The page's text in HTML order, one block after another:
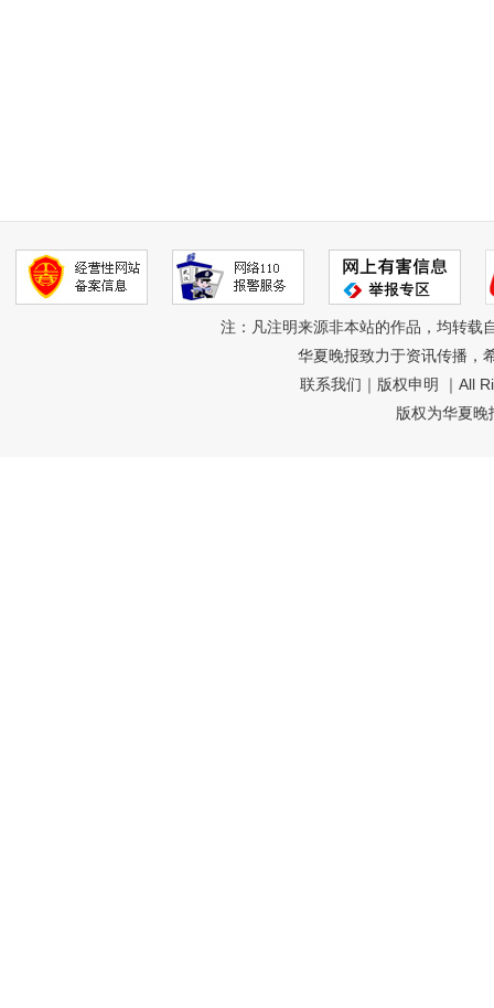
注：凡注明来源非本站的作品，均转载
华夏晚报致力于资讯传播，
联系我们 ｜ 版权申明 ｜All
版权为华夏